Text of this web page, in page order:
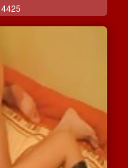
4425 צפיות